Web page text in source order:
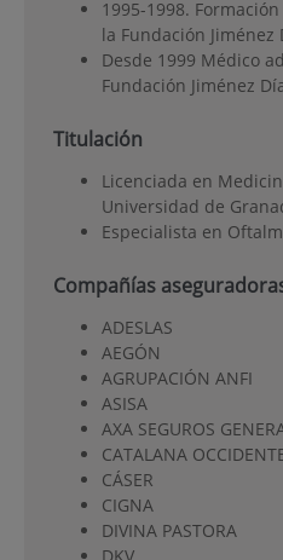
1995-1998.
la Fundación Jiménez
Desde 1999 Médico
Fundación Jiménez
Titulación
Licenciada en
Universidad de
Especialista en
Compañías
ADESLAS
AEGÓN
AGRUPACIÓN ANFI
ASISA
AXA SEGUROS
CATALANA
CÁSER
CIGNA
DIVINA PASTORA